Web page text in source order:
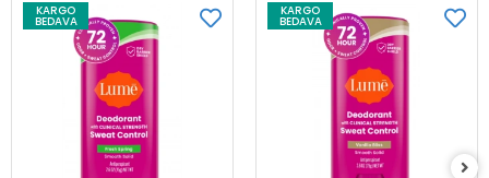
KARGO
BEDAVA
KARGO
BEDAVA